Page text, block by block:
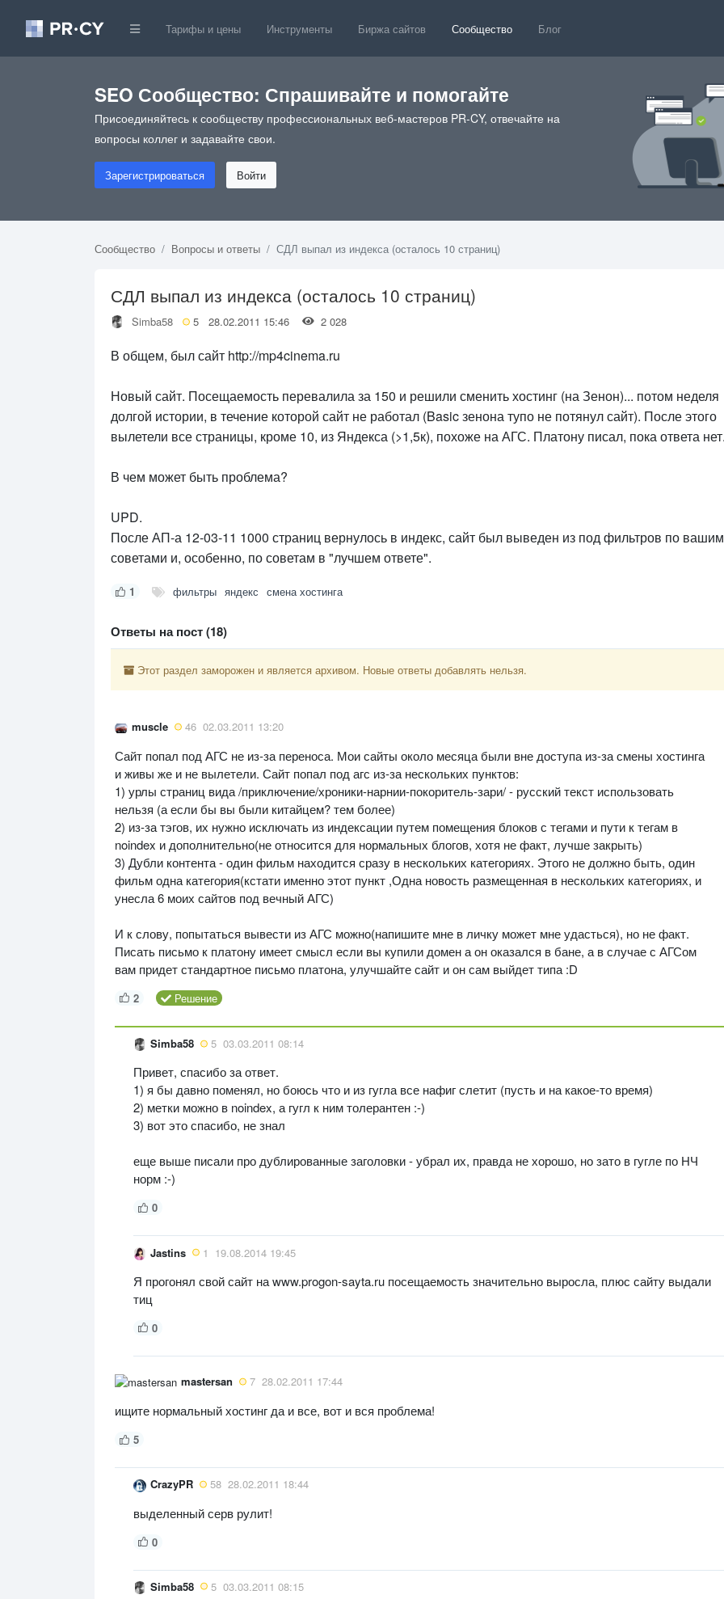
Тарифы и цены Инструменты Биржа сайтов Сообщество Блог
SEO Сообщество: Спрашивайте и помогайте
Присоединяйтесь к сообществу профессиональных веб-мастеров PR-CY, отвечайте на
вопросы коллег и задавайте свои.
Зарегистрироваться Войти
Сообщество Вопросы и ответы СДЛ выпал из индекса (осталось 10 страниц)
СДЛ выпал из индекса (осталось 10 страниц)
Simba58 5 28.02.2011 15:46 2 028
В общем, был сайт http://mp4cinema.ru
Новый сайт. Посещаемость перевалила за 150 и решили сменить хостинг (на Зенон)... потом неделя
долгой истории, в течение которой сайт не работал (Basic зенона тупо не потянул сайт). После этого
вылетели все страницы, кроме 10, из Яндекса (>1,5к), похоже на АГС. Платону писал, пока ответа нет.
В чем может быть проблема?
UPD.
После АП-а 12-03-11 1000 страниц вернулось в индекс, сайт был выведен из под фильтров по вашим
советами и, особенно, по советам в "лучшем ответе".
1 фильтры яндекс смена хостинга
Ответы на пост (18)
Этот раздел заморожен и является архивом. Новые ответы добавлять нельзя.
muscle 46 02.03.2011 13:20
Сайт попал под АГС не из-за переноса. Мои сайты около месяца были вне доступа из-за смены хостинга
и живы же и не вылетели. Сайт попал под агс из-за нескольких пунктов:
1) урлы страниц вида /приключение/хроники-нарнии-покоритель-зари/ - русский текст использовать
нельзя (а если бы вы были китайцем? тем более)
2) из-за тэгов, их нужно исключать из индексации путем помещения блоков с тегами и пути к тегам в
noindex и дополнительно(не относится для нормальных блогов, хотя не факт, лучше закрыть)
3) Дубли контента - один фильм находится сразу в нескольких категориях. Этого не должно быть, один
фильм одна категория(кстати именно этот пункт ,Одна новость размещенная в нескольких категориях, и
унесла 6 моих сайтов под вечный АГС)
И к слову, попытаться вывести из АГС можно(напишите мне в личку может мне удасться), но не факт.
Писать письмо к платону имеет смысл если вы купили домен а он оказался в бане, а в случае с АГСом
вам придет стандартное письмо платона, улучшайте сайт и он сам выйдет типа :D
2 Решение
Simba58 5 03.03.2011 08:14
Привет, спасибо за ответ.
1) я бы давно поменял, но боюсь что и из гугла все нафиг слетит (пусть и на какое-то время)
2) метки можно в noindex, а гугл к ним толерантен :-)
3) вот это спасибо, не знал
еще выше писали про дублированные заголовки - убрал их, правда не хорошо, но зато в гугле по НЧ
норм :-)
0
Jastins 1 19.08.2014 19:45
Я прогонял свой сайт на www.progon-sayta.ru посещаемость значительно выросла, плюс сайту выдали
тиц
0
mastersan 7 28.02.2011 17:44
ищите нормальный хостинг да и все, вот и вся проблема!
5
CrazyPR 58 28.02.2011 18:44
выделенный серв рулит!
0
Simba58 5 03.03.2011 08:15